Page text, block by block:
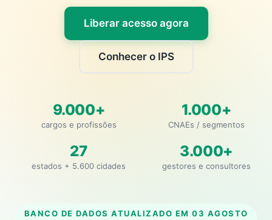
Liberar acesso agora
Conhecer o IPS
9.000+
cargos e profissões
1.000+
CNAEs / segmentos
27
estados + 5.600 cidades
3.000+
gestores e consultores
BANCO DE DADOS ATUALIZADO EM 03 AGOSTO